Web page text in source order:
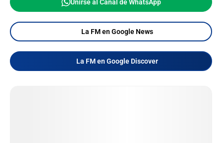
Unirse al Canal de WhatsApp
La FM en Google News
La FM en Google Discover